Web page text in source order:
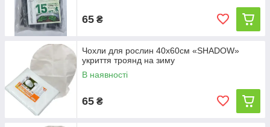
65 ₴
Чохли для рослин 40х60см «SHADOW»
укриття троянд на зиму
В наявності
65 ₴